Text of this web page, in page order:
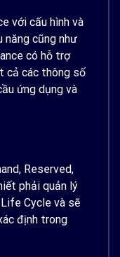
với cấu hình và
năng cũng như
có hỗ trợ
cả các thông số
ứng dụng và
Reserved,
phải quản lý
Cycle và sẽ
định trong